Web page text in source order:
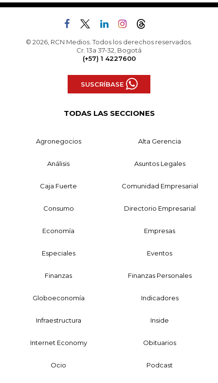
© 2026, RCN Medios. Todos los derechos reservados.
Cr. 13a 37-32, Bogotá
(+57) 1 4227600
SUSCRÍBASE
TODAS LAS SECCIONES
Agronegocios Alta Gerencia
Análisis Asuntos Legales
Caja Fuerte Comunidad Empresarial
Consumo Directorio Empresarial
Economía Empresas
Especiales Eventos
Finanzas Finanzas Personales
Globoeconomía Indicadores
Infraestructura Inside
Internet Economy Obituarios
Ocio Podcast